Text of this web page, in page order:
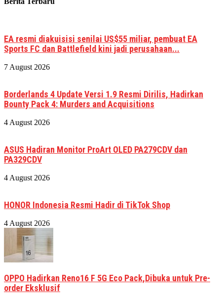
EA resmi diakuisisi senilai US$55 miliar, pembuat EA
Sports FC dan Battlefield kini jadi perusahaan...
7 August 2026
Borderlands 4 Update Versi 1.9 Resmi Dirilis, Hadirkan
Bounty Pack 4: Murders and Acquisitions
4 August 2026
ASUS Hadiran Monitor ProArt OLED PA279CDV dan
PA329CDV
4 August 2026
HONOR Indonesia Resmi Hadir di TikTok Shop
4 August 2026
OPPO Hadirkan Reno16 F 5G Eco Pack,Dibuka untuk Pre-
order Eksklusif